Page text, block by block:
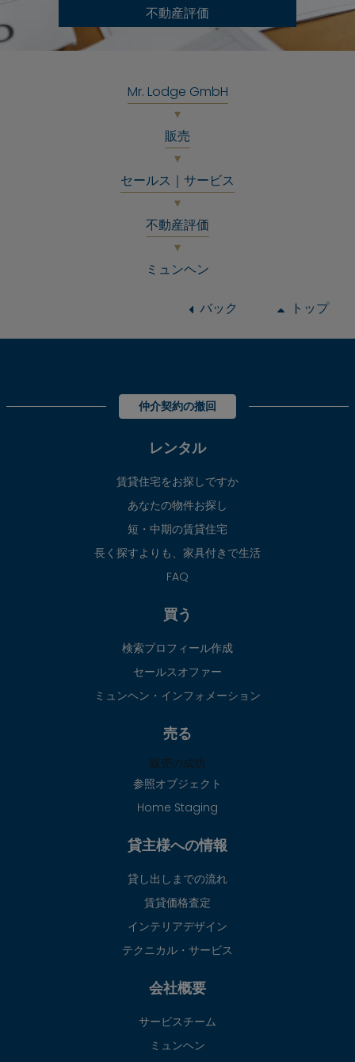
不動産評価
Mr. Lodge GmbH
販売
セールス｜サービス
不動産評価
ミュンヘン
バック トップ
仲介契約の撤回
レンタル
賃貸住宅をお探しですか
あなたの物件お探し
短・中期の賃貸住宅
長く探すよりも、家具付きで生活
FAQ
買う
検索プロフィール作成
セールスオファー
ミュンヘン・インフォメーション
売る
販売の成功
参照オブジェクト
Home Staging
貸主様への情報
貸し出しまでの流れ
賃貸価格査定
インテリアデザイン
テクニカル・サービス
会社概要
サービスチーム
ミュンヘン